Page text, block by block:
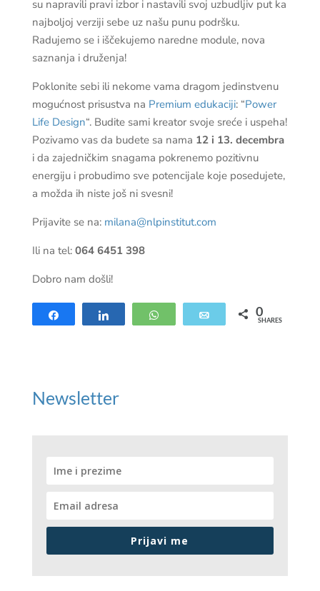
su napravili pravi izbor i nastavili svoj uzbudljiv put ka
najboljoj verziji sebe uz našu punu podršku.
Radujemo se i iščekujemo naredne module, nova
saznanja i druženja!
Poklonite sebi ili nekome vama dragom jedinstvenu
mogućnost prisustva na Premium edukaciji: “Power
Life Design“. Budite sami kreator svoje sreće i uspeha!
Pozivamo vas da budete sa nama 12 i 13. decembra
i da zajedničkim snagama pokrenemo pozitivnu
energiju i probudimo sve potencijale koje posedujete,
a možda ih niste još ni svesni!
Prijavite se na: milana@nlpinstitut.com
Ili na tel: 064 6451 398
Dobro nam došli!
WhatsApp Email 0
SHARES
Newsletter
Prijavi me